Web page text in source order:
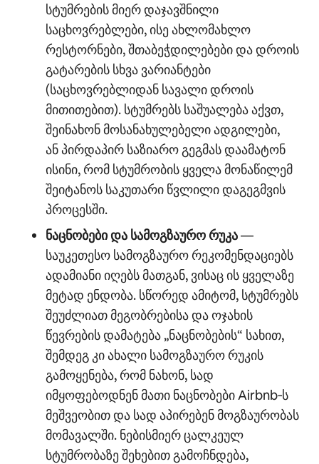
სტუმრების მიერ დაჯავშნილი
საცხოვრებლები, ისე ახლომახლო
რესტორნები, შთაბეჭდილებები და დროის
გატარების სხვა ვარიანტები
(საცხოვრებლიდან სავალი დროის
მითითებით). სტუმრებს საშუალება აქვთ,
შეინახონ მოსანახულებელი ადგილები,
ან პირდაპირ საზიარო გეგმას დაამატონ
ისინი, რომ სტუმრობის ყველა მონაწილემ
შეიტანოს საკუთარი წვლილი დაგეგმვის
პროცესში.
ნაცნობები და სამოგზაურო რუკა—
საუკეთესო სამოგზაურო რეკომენდაციებს
ადამიანი იღებს მათგან, ვისაც ის ყველაზე
მეტად ენდობა. სწორედ ამიტომ, სტუმრებს
შეუძლიათ მეგობრებისა და ოჯახის
წევრების დამატება „ნაცნობების“ სახით,
შემდეგ კი ახალი სამოგზაურო რუკის
გამოყენება, რომ ნახონ, სად
იმყოფებოდნენ მათი ნაცნობები Airbnb‑ს
მეშვეობით და სად აპირებენ მოგზაურობას
მომავალში. ნებისმიერ ცალკეულ
სტუმრობაზე შეხებით გამოჩნდება,